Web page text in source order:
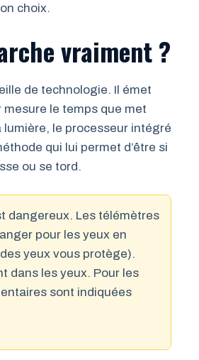
choix.
vraiment ?
de technologie. Il émet
mesure le temps que met
lumière, le processeur intégré
qui lui permet d’être si
ou se tord.
dangereux. Les télémètres
pour les yeux en
yeux vous protège).
dans les yeux. Pour les
sont indiquées